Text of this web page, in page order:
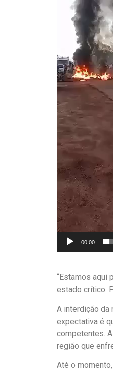
00:00
“Estamos aqui
estado crítico.
A interdição da
expectativa é
competentes.
região que
Até o